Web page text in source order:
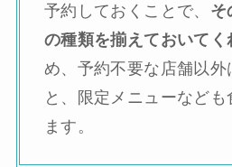
予約しておくことで、 そ
の種類を揃えておいてく
め、予約不要な店舗以外
と、限定メニューなども
ます。